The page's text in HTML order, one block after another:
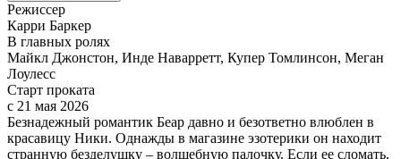
Режиссер
Карри Баркер
В главных ролях
Майкл Джонстон, Инде Наварретт, Купер Томлинсон, Меган
Лоулесс
Старт проката
c 21 мая 2026
Безнадежный романтик Беар давно и безответно влюблен в
красавицу Ники. Однажды в магазине эзотерики он находит
странную безделушку – волшебную палочку. Если ее сломать,